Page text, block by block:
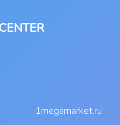
1megamarket.ru